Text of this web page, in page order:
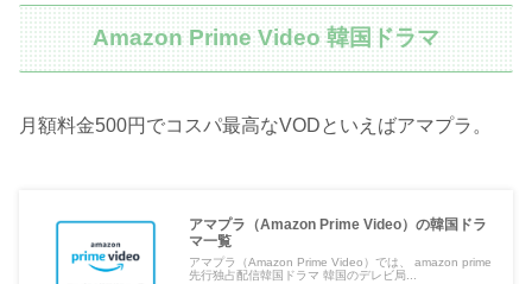
Amazon Prime Video 韓国ドラマ
月額料金500円でコスパ最高なVODといえばアマプラ。
アマプラ（Amazon Prime Video）の韓国ドラ
マ一覧
アマプラ（Amazon Prime Video）では、 amazon prime
先行独占配信韓国ドラマ 韓国のデレビ局...